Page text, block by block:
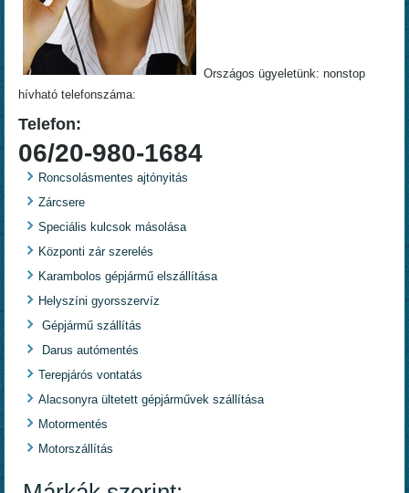
Országos ügyeletünk: nonstop
hívható telefonszáma:
Telefon:
06/20-980-1684
Roncsolásmentes ajtónyitás
Zárcsere
Speciális kulcsok másolása
Központi zár szerelés
Karambolos gépjármű elszállítása
Helyszíni gyorsszervíz
Gépjármű szállítás
Darus autómentés
Terepjárós vontatás
Alacsonyra ültetett gépjárművek szállítása
Motormentés
Motorszállítás